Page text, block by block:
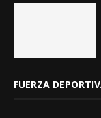
FUERZA